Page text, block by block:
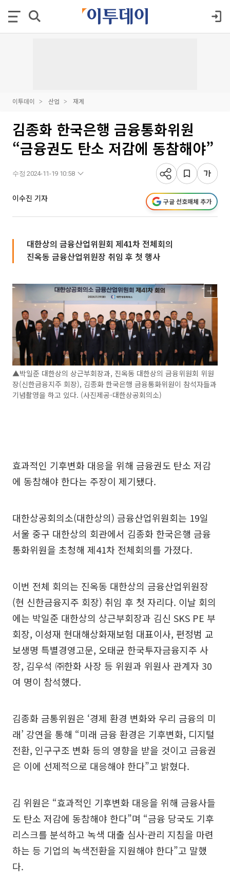
이투데이 산업 재계
김종화 한국은행 금융통화위원
“금융권도 탄소 저감에 동참해야”
수정 2024-11-19 10:58
이수진 기자 구글 선호매체 추가
대한상의 금융산업위원회 제41차 전체회의
진옥동 금융산업위원장 취임 후 첫 행사
▲박일준 대한상의 상근부회장과, 진옥동 대한상의 금융위원회 위원
장(신한금융지주 회장), 김종화 한국은행 금융통화위원이 참석자들과
기념촬영을 하고 있다. (사진제공-대한상공회의소)
효과적인 기후변화 대응을 위해 금융권도 탄소 저감
에 동참해야 한다는 주장이 제기됐다.
대한상공회의소(대한상의) 금융산업위원회는 19일
서울 중구 대한상의 회관에서 김종화 한국은행 금융
통화위원을 초청해 제41차 전체회의를 가졌다.
이번 전체 회의는 진옥동 대한상의 금융산업위원장
(현 신한금융지주 회장) 취임 후 첫 자리다. 이날 회의
에는 박일준 대한상의 상근부회장과 김신 SKS PE 부
회장, 이성재 현대해상화재보험 대표이사, 편정범 교
보생명 특별경영고문, 오태균 한국투자금융지주 사
장, 김우석 ㈜한화 사장 등 위원과 위원사 관계자 30
여 명이 참석했다.
김종화 금통위원은 ‘경제 환경 변화와 우리 금융의 미
래’ 강연을 통해 “미래 금융 환경은 기후변화, 디지털
전환, 인구구조 변화 등의 영향을 받을 것이고 금융권
은 이에 선제적으로 대응해야 한다”고 밝혔다.
김 위원은 “효과적인 기후변화 대응을 위해 금융사들
도 탄소 저감에 동참해야 한다”며 “금융 당국도 기후
리스크를 분석하고 녹색 대출 심사·관리 지침을 마련
하는 등 기업의 녹색전환을 지원해야 한다”고 말했
다.